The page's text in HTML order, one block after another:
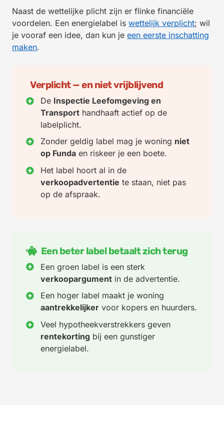
Naast de wettelijke plicht zijn er flinke financiële
voordelen. Een energielabel is wettelijk verplicht; wil
je vooraf een idee, dan kun je een eerste inschatting
maken.
Verplicht — en niet vrijblijvend
De Inspectie Leefomgeving en
Transporthandhaaft actief op de
labelplicht.
Zonder geldig label mag je woning niet
op Fundaen riskeer je een boete.
Het label hoort al in de
verkoopadvertentie te staan, niet pas
op de afspraak.
Een beter label betaalt zich terug
Een groen label is een sterk
verkoopargumentin de advertentie.
Een hoger label maakt je woning
aantrekkelijkervoor kopers en huurders.
Veel hypotheekverstrekkers geven
rentekorting bij een gunstiger
energielabel.